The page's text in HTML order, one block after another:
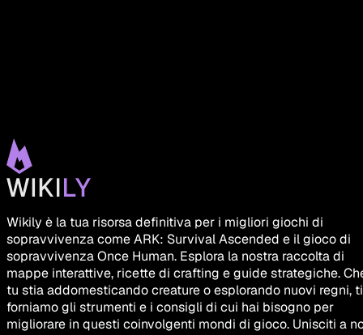
Wikily è la tua risorsa definitiva per i migliori giochi di
sopravvivenza come ARK: Survival Ascended e il gioco di
sopravvivenza Once Human. Esplora la nostra raccolta di
mappe interattive, ricette di crafting e guide strategiche.
tu stia addomesticando creature o esplorando nuovi regni, ti
forniamo gli strumenti e i consigli di cui hai bisogno per
migliorare in questi coinvolgenti mondi di gioco. Unisciti a